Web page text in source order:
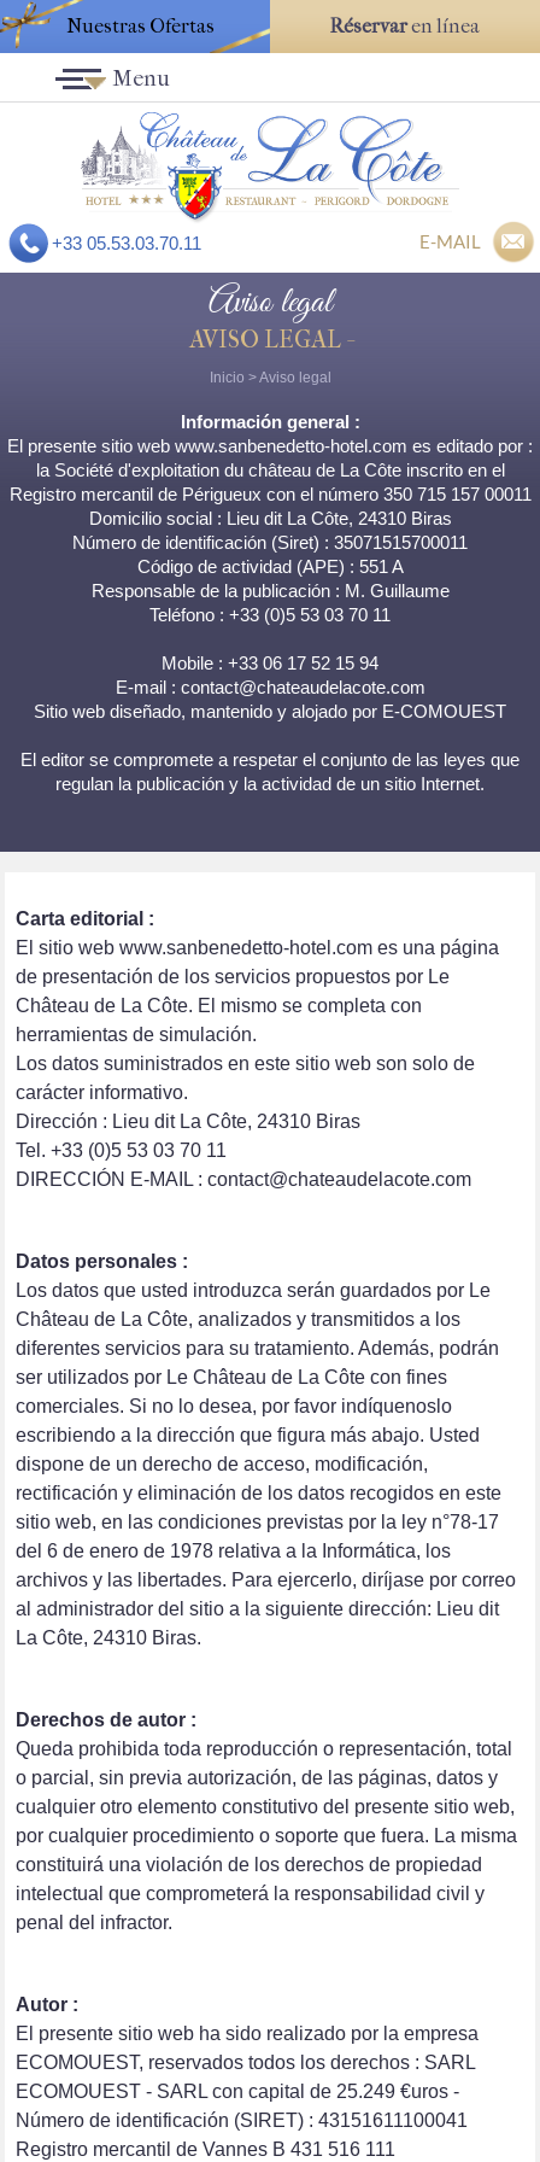
Nuestras Ofertas Réservaren línea
+33 05.53.03.70.11 E-MAIL
Menu
Aviso legal
AVISO LEGAL -
Inicio >Aviso legal
Información general :
El presente sitio web www.sanbenedetto-hotel.com es editado por :
la Société d'exploitation du château de La Côte inscrito en el
Registro mercantil de Périgueux con el número 350 715 157 00011
Domicilio social : Lieu dit La Côte, 24310 Biras
Número de identificación (Siret) : 35071515700011
Código de actividad (APE) : 551 A
Responsable de la publicación : M. Guillaume
Teléfono : +33 (0)5 53 03 70 11
Mobile : +33 06 17 52 15 94
E-mail : contact@chateaudelacote.com
Sitio web diseñado, mantenido y alojado por E-COMOUEST
El editor se compromete a respetar el conjunto de las leyes que
regulan la publicación y la actividad de un sitio Internet.
Carta editorial :
El sitio web www.sanbenedetto-hotel.com es una página
de presentación de los servicios propuestos por Le
Château de La Côte. El mismo se completa con
herramientas de simulación.
Los datos suministrados en este sitio web son solo de
carácter informativo.
Dirección : Lieu dit La Côte, 24310 Biras
Tel. +33 (0)5 53 03 70 11
DIRECCIÓN E-MAIL : contact@chateaudelacote.com
Datos personales :
Los datos que usted introduzca serán guardados por Le
Château de La Côte, analizados y transmitidos a los
diferentes servicios para su tratamiento. Además, podrán
ser utilizados por Le Château de La Côte con fines
comerciales. Si no lo desea, por favor indíquenoslo
escribiendo a la dirección que figura más abajo. Usted
dispone de un derecho de acceso, modificación,
rectificación y eliminación de los datos recogidos en este
sitio web, en las condiciones previstas por la ley n°78-17
del 6 de enero de 1978 relativa a la Informática, los
archivos y las libertades. Para ejercerlo, diríjase por correo
al administrador del sitio a la siguiente dirección: Lieu dit
La Côte, 24310 Biras.
Derechos de autor :
Queda prohibida toda reproducción o representación, total
o parcial, sin previa autorización, de las páginas, datos y
cualquier otro elemento constitutivo del presente sitio web,
por cualquier procedimiento o soporte que fuera. La misma
constituirá una violación de los derechos de propiedad
intelectual que comprometerá la responsabilidad civil y
penal del infractor.
Autor :
El presente sitio web ha sido realizado por la empresa
ECOMOUEST, reservados todos los derechos : SARL
ECOMOUEST - SARL con capital de 25.249 €uros -
Número de identificación (SIRET) : 43151611100041
Registro mercantil de Vannes B 431 516 111